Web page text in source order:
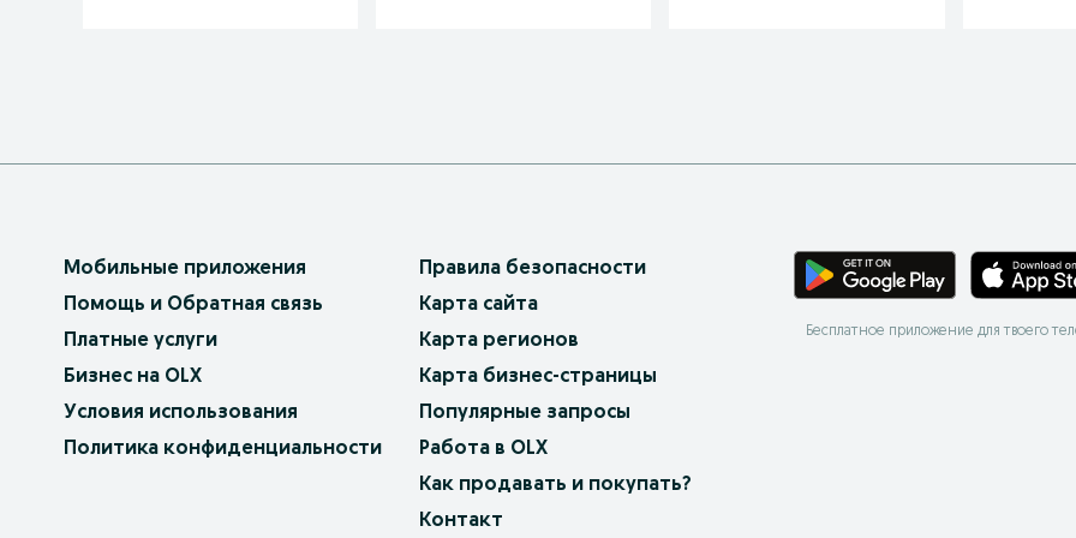
Мобильные приложения
Помощь и Обратная связь
Платные услуги
Бизнес на OLX
Условия использования
Политика конфиденциальности
Правила безопасности
Карта сайта
Карта регионов
Карта бизнес-страницы
Популярные запросы
Работа в OLX
Как продавать и покупать?
Контакт
Бесплатное приложение для твоего